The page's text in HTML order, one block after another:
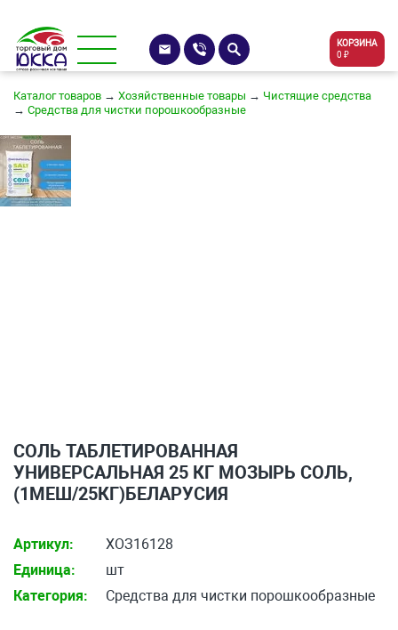
КОРЗИНА
0 ₽
Каталог товаров → Хозяйственные товары → Чистящие средства
→ Средства для чистки порошкообразные
СОЛЬ ТАБЛЕТИРОВАННАЯ
УНИВЕРСАЛЬНАЯ 25 КГ МОЗЫРЬ СОЛЬ,
(1МЕШ/25КГ)БЕЛАРУСИЯ
Артикул:
ХОЗ16128
Единица:
шт
Категория:
Средства для чистки порошкообразные